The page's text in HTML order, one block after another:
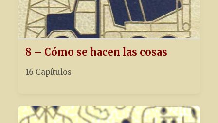
8 – Cómo se hacen las cosas
16 Capítulos